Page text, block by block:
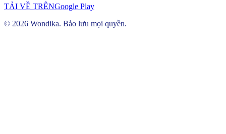
TẢI VỀ TRÊNGoogle Play
© 2026 Wondika. Bảo lưu mọi quyền.